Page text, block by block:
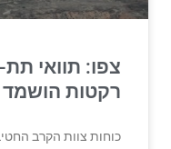
צפו: תוואי
רקטות הושמד
כוחות צוות הקרב